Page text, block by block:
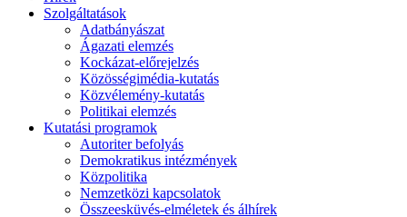
Szolgáltatások
Adatbányászat
Ágazati elemzés
Kockázat-előrejelzés
Közösségimédia-kutatás
Közvélemény-kutatás
Politikai elemzés
Kutatási programok
Autoriter befolyás
Demokratikus intézmények
Közpolitika
Nemzetközi kapcsolatok
Összeesküvés-elméletek és álhírek